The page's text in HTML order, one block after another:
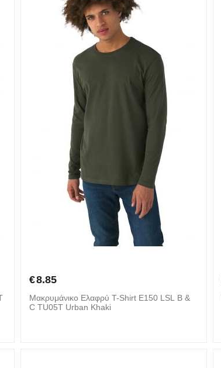
€8.85
Mακρυμάνικο Ελαφρύ T-Shirt E150 LSL B &
C TU05T Urban Khaki